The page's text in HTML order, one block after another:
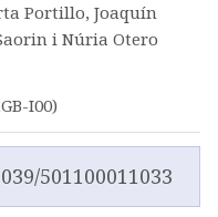
Portillo, Joaquín
i Núria Otero
I00)
501100011033